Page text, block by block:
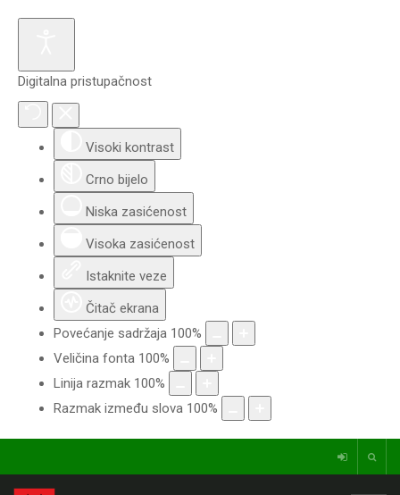
Digitalna pristupačnost
Visoki kontrast
Crno bijelo
Niska zasićenost
Visoka zasićenost
Istaknite veze
Čitač ekrana
Povećanje sadržaja 100%
Veličina fonta 100%
Linija razmak 100%
Razmak između slova 100%